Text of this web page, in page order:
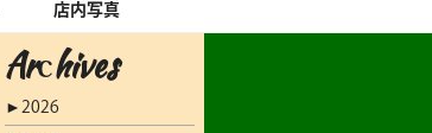
店内写真
Archives
► 2026